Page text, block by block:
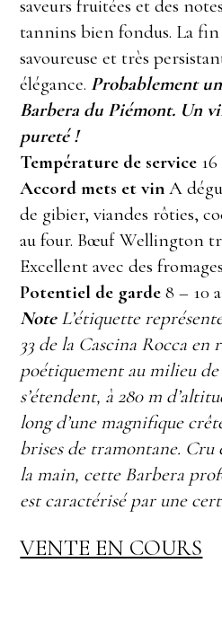
saveurs fruitées et des
tannins bien fondus. La fin
savoureuse et très
élégance. Probablement
Barbera du Piémont. Un
pureté !
Température de service
Accord mets et vin A
de gibier, viandes rôties,
au four. Bœuf Wellington
Excellent avec des
Potentiel de garde 8 – 10
NoteL’étiquette
33 de la Cascina Rocca
poétiquement au milieu de
s’étendent, à 280 m
long d’une magnifique
brises de tramontane.
la main, cette Barbera
est caractérisé par une
VENTE EN COURS